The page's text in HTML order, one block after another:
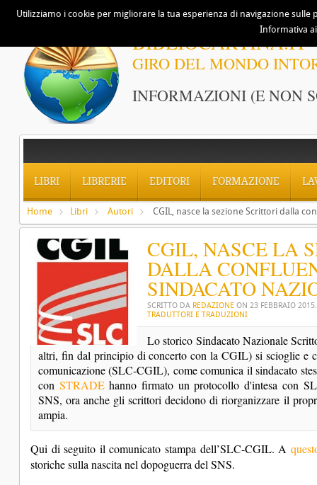
BIBLIOCARTINA.IT
GIRO DEL MONDO
INFORMAZIONI (E NON
LIBRI LIBRERIE EDITORI FORMAZIONE
Home Libri Autori CGIL, nasce la sezione Scrittori dalla
CGIL, NASCE LA
DALLA
SINDACATO
SCRITTO DA REDAZIONE ON 23 FEBBRAIO 2015
TRADUTTORI E TRADUZIONI
Lo storico Sindacato Nazionale
altri, fin dal principio di concerto con la CGIL) si scioglie e
comunicazione (SLC-CGIL), come comunica il sindacato
con STRADE hanno firmato un protocollo d'intesa con
SNS, ora anche gli scrittori decidono di riorganizzare il
ampia.
Qui di seguito il comunicato stampa dell’SLC-CGIL. A
storiche sulla nascita nel dopoguerra del SNS.
Utilizziamo i cookie per migliorare la tua esperienza di navigazione
Informativa ai